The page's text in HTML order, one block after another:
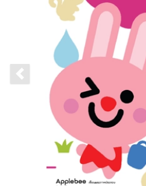
Previous slide